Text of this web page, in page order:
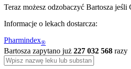
Teraz możesz odzobaczyć Bartosza
Informacje o lekach dostarcza:
Pharmindex®
Bartosza zapytano już 227 032 568 razy